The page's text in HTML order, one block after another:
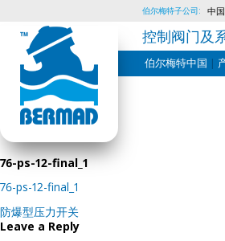
Skip
content
伯尔梅特子公司: 中国
控制阀门及
伯尔梅特中国
76-ps-12-final_1
76-ps-12-final_1
Post
navigation
防爆型压力开关
Leave a Reply